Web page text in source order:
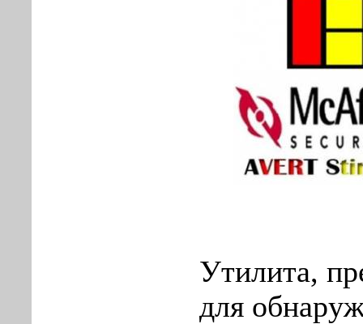
Утилита,
для